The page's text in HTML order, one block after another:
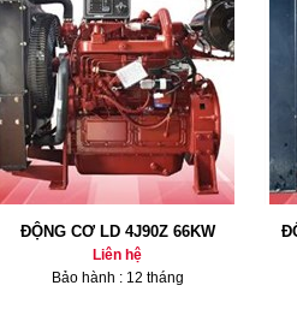
ĐỘNG CƠ LD 4J90Z 66KW
Liên hệ
Bảo hành : 12 tháng